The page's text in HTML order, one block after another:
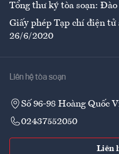
Tổng thư ký tòa soạn:
Giấy phép Tạp chí điện
26/6/2020
Liên hệ tòa soạn
Số 96-98 Hoàng Quốc
02437552050
Liên